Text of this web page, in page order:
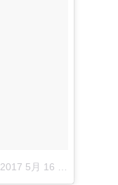
2017 5月 16 10:42午後 PDT|